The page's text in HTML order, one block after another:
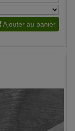
Ajouter au panier